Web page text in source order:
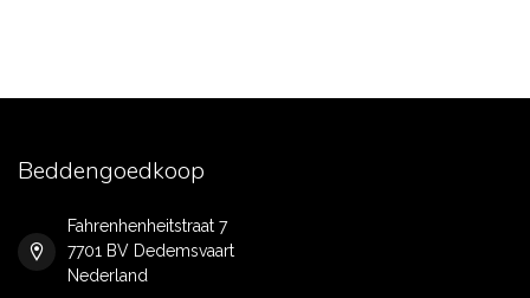
Beddengoedkoop
Fahrenhenheitstraat 7
7701 BV Dedemsvaart
Nederland